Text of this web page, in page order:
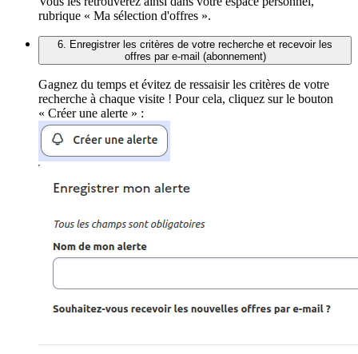
rubrique « Ma sélection d'offres ».
6. Enregistrer les critères de votre recherche et recevoir les
offres par e-mail (abonnement)
Gagnez du temps et évitez de ressaisir les critères de votre
recherche à chaque visite ! Pour cela, cliquez sur le bouton
« Créer une alerte » :